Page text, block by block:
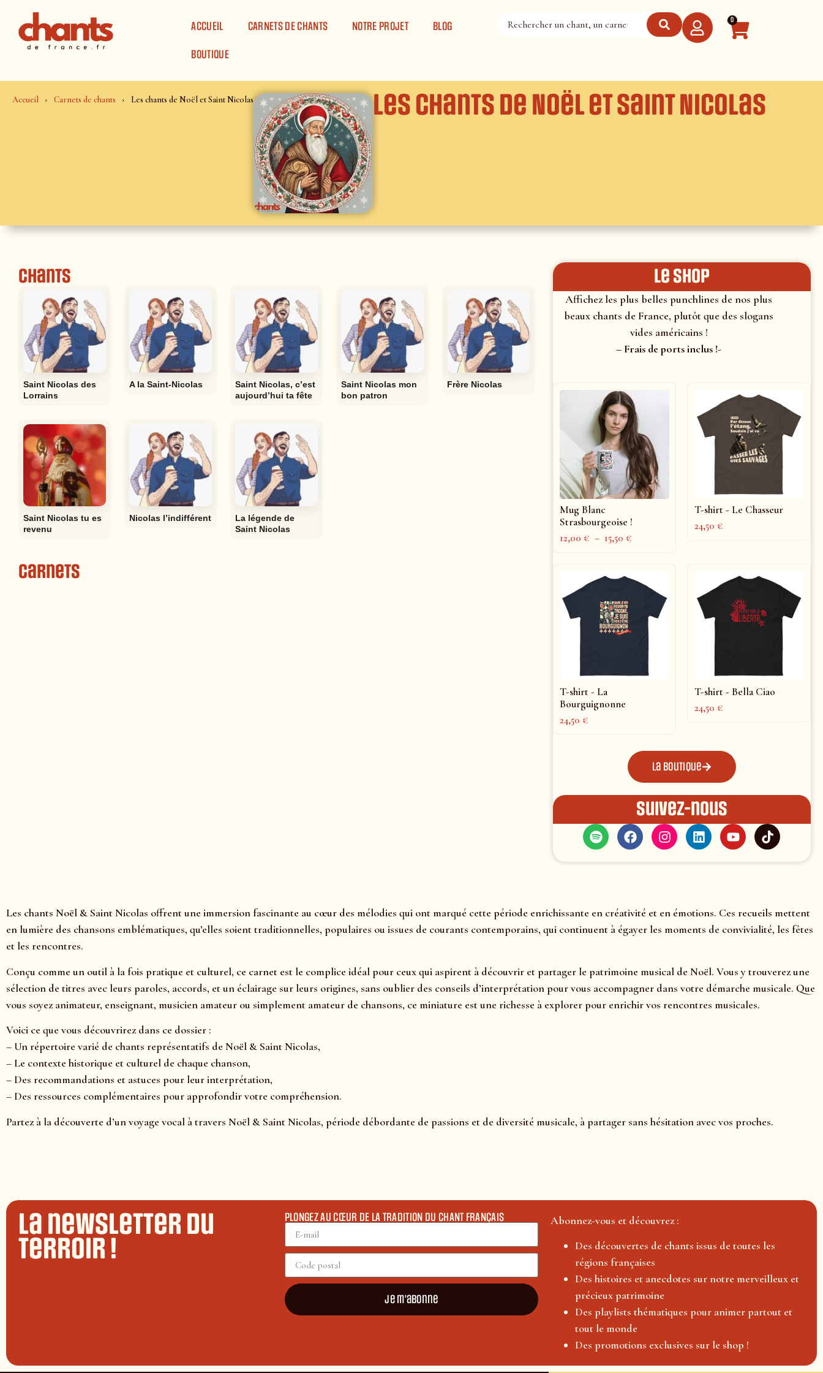
ACCUEIL
CARNETS DE CHANTS NOTRE PROJET BLOG
BOUTIQUE
0
Accueil Carnets de chants Les chants de Noël et Saint Nicolas Les chants de Noël et Saint Nicolas
Chants
Saint Nicolas des
Lorrains
A la Saint-Nicolas
Saint Nicolas, c’est
aujourd’hui ta fête
Saint Nicolas mon
bon patron
Frère Nicolas
Saint Nicolas tu es
revenu
Nicolas l’indifférent
La légende de
Saint Nicolas
Carnets
le shop
Affichez les plus belles punchlines de nos plus
beaux chants de France, plutôt que des slogans
vides américains !
– Frais de ports inclus !-
Mug Blanc
Strasbourgeoise !
12,00€ – 15,50€
T-shirt - Le Chasseur
24,50€
T-shirt - La
Bourguignonne
24,50€
T-shirt - Bella Ciao
24,50€
La boutique
Suivez-nous
Les chants Noël & Saint Nicolas offrent une immersion fascinante au cœur des mélodies qui ont marqué cette période enrichissante en créativité et en émotions. Ces recueils mettent
en lumière des chansons emblématiques, qu’elles soient traditionnelles, populaires ou issues de courants contemporains, qui continuent à égayer les moments de convivialité, les fêtes
et les rencontres.
Conçu comme un outil à la fois pratique et culturel, ce carnet est le complice idéal pour ceux qui aspirent à découvrir et partager le patrimoine musical de Noël. Vous y trouverez une
sélection de titres avec leurs paroles, accords, et un éclairage sur leurs origines, sans oublier des conseils d’interprétation pour vous accompagner dans votre démarche musicale. Que
vous soyez animateur, enseignant, musicien amateur ou simplement amateur de chansons, ce miniature est une richesse à explorer pour enrichir vos rencontres musicales.
Voici ce que vous découvrirez dans ce dossier :
– Un répertoire varié de chants représentatifs de Noël & Saint Nicolas,
– Le contexte historique et culturel de chaque chanson,
– Des recommandations et astuces pour leur interprétation,
– Des ressources complémentaires pour approfondir votre compréhension.
Partez à la découverte d’un voyage vocal à travers Noël & Saint Nicolas, période débordante de passions et de diversité musicale, à partager sans hésitation avec vos proches.
La newsletter du
terroir !
PLONGEZ AU CŒUR DE LA TRADITION DU CHANT FRANÇAIS
Je m'abonne
Abonnez-vous et découvrez :
Des découvertes de chants issus de toutes les
régions françaises
Des histoires et anecdotes sur notre merveilleux et
précieux patrimoine
Des playlists thématiques pour animer partout et
tout le monde
Des promotions exclusives sur le shop !